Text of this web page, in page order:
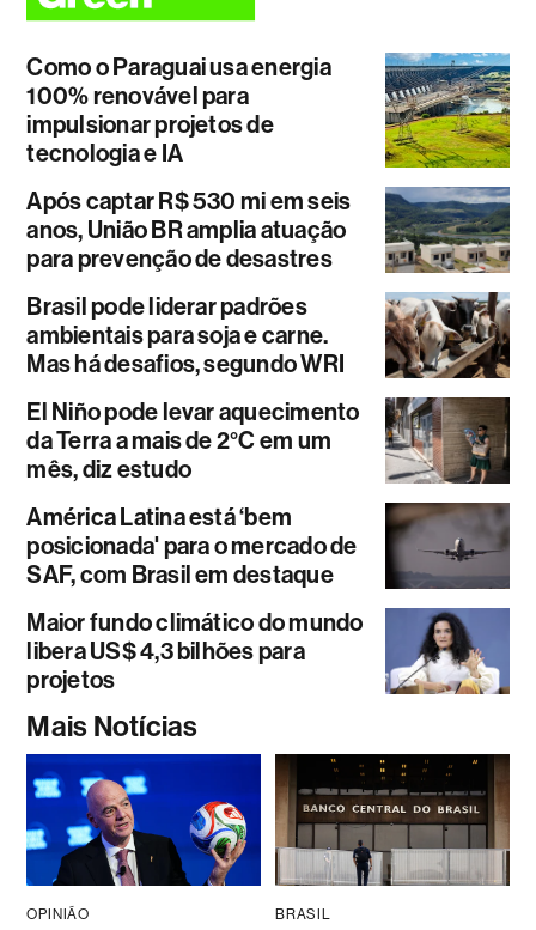
Como o Paraguai usa energia
100% renovável para
impulsionar projetos de
tecnologia e IA
Após captar R$ 530 mi em seis
anos, União BR amplia atuação
para prevenção de desastres
Brasil pode liderar padrões
ambientais para soja e carne.
Mas há desafios, segundo WRI
El Niño pode levar aquecimento
da Terra a mais de 2°C em um
mês, diz estudo
América Latina está ‘bem
posicionada' para o mercado de
SAF, com Brasil em destaque
Maior fundo climático do mundo
libera US$ 4,3 bilhões para
projetos
Mais Notícias
OPINIÃO BRASIL